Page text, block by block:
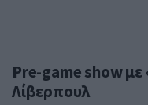
Pre-game show με
Λίβερπουλ